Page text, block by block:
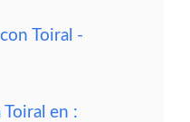
Toiral -
Toiral en :